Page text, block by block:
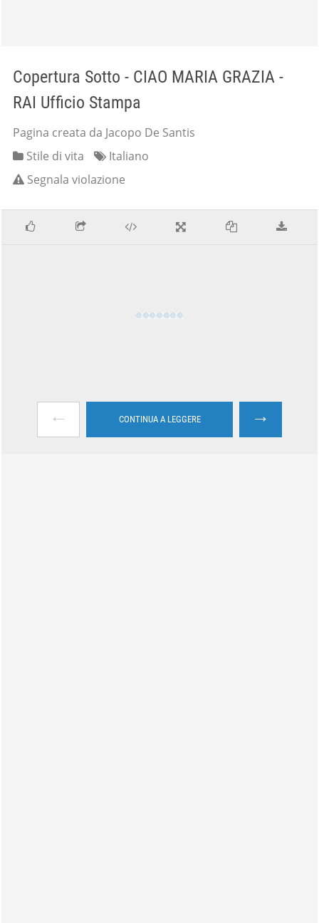
Copertura Sotto - CIAO MARIA GRAZIA -
RAI Ufficio Stampa
Pagina creata da Jacopo De Santis
Stile di vita
Italiano
Segnala violazione
← CONTINUA A LEGGERE →